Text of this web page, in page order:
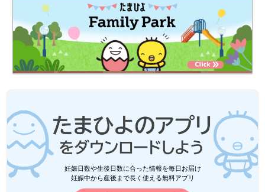
妊娠日数や生後日数に合った情報を毎日お届け
妊娠中から産後まで長く使える無料アプリ